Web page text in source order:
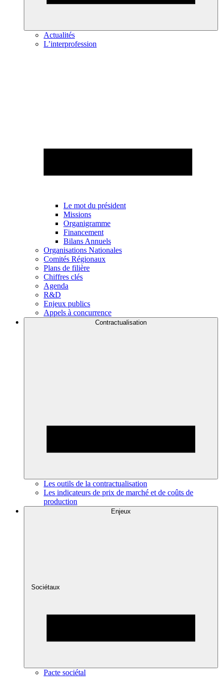
Actualités
L’interprofession
Le mot du président
Missions
Organigramme
Financement
Bilans Annuels
Organisations Nationales
Comités Régionaux
Plans de filière
Chiffres clés
Agenda
R&D
Enjeux publics
Appels à concurrence
Contractualisation
Les outils de la contractualisation
Les indicateurs de prix de marché et de coûts de
production
Enjeux
Sociétaux
Pacte sociétal